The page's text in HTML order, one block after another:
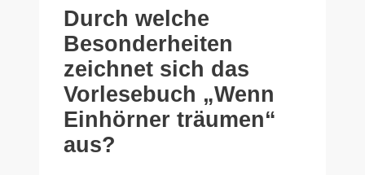
Durch welche
Besonderheiten
zeichnet sich das
Vorlesebuch „Wenn
Einhörner träumen“
aus?